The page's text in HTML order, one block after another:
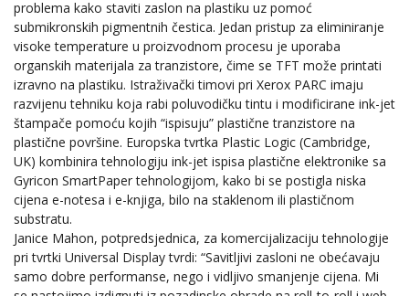
problema kako staviti zaslon na plastiku uz pomoć
submikronskih pigmentnih čestica. Jedan pristup za eliminiranje
visoke temperature u proizvodnom procesu je uporaba
organskih materijala za tranzistore, čime se TFT može printati
izravno na plastiku. Istraživački timovi pri Xerox PARC imaju
razvijenu tehniku koja rabi poluvodičku tintu i modificirane ink-jet
štampače pomoću kojih “ispisuju” plastične tranzistore na
plastične površine. Europska tvrtka Plastic Logic (Cambridge,
UK) kombinira tehnologiju ink-jet ispisa plastične elektronike sa
Gyricon SmartPaper tehnologijom, kako bi se postigla niska
cijena e-notesa i e-knjiga, bilo na staklenom ili plastičnom
substratu.
Janice Mahon, potpredsjednica, za komercijalizaciju tehnologije
pri tvrtki Universal Display tvrdi: “Savitljivi zasloni ne obećavaju
samo dobre performanse, nego i vidljivo smanjenje cijena. Mi